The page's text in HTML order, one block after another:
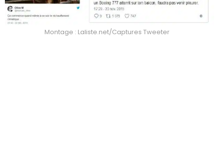
Montage : Laliste.net/Captures Tweeter